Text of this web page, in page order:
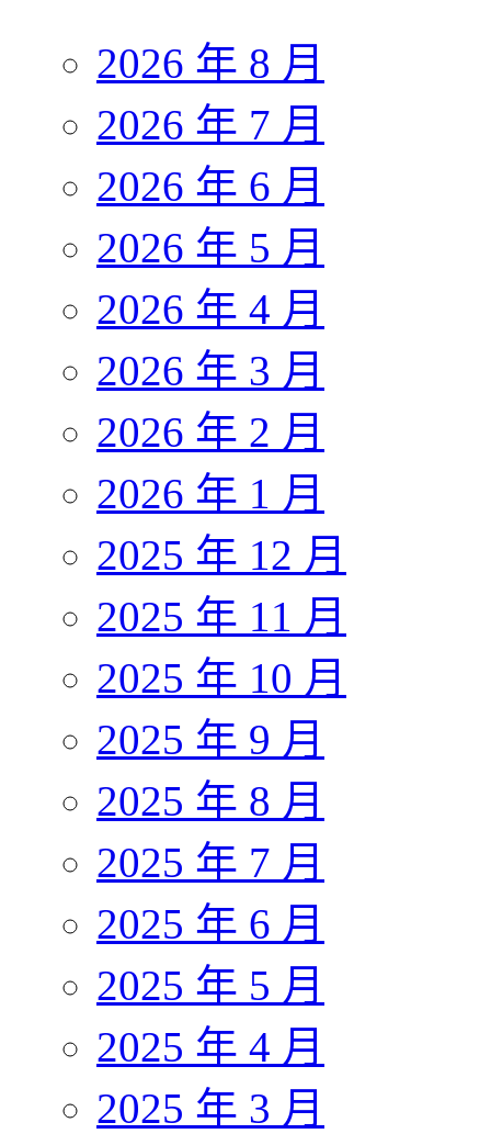
2026 年 8 月
2026 年 7 月
2026 年 6 月
2026 年 5 月
2026 年 4 月
2026 年 3 月
2026 年 2 月
2026 年 1 月
2025 年 12 月
2025 年 11 月
2025 年 10 月
2025 年 9 月
2025 年 8 月
2025 年 7 月
2025 年 6 月
2025 年 5 月
2025 年 4 月
2025 年 3 月